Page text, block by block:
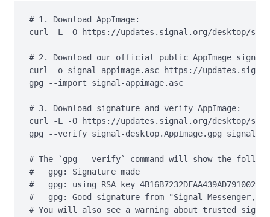
# 1. Download AppImage:
curl -L -O https://updates.signal.org/desktop/
# 2. Download our official public AppImage
curl -o signal-appimage.asc https://
gpg --import signal-appimage.asc
# 3. Download signature and verify AppImage:
curl -L -O https://updates.signal.org/desktop/
gpg --verify signal-desktop.AppImage.gpg signal-
# The `gpg --verify` command will show the
#   gpg: Signature made
#   gpg: using RSA key
#   gpg: Good signature from "Signal Messenger,
# You will also see a warning about trusted